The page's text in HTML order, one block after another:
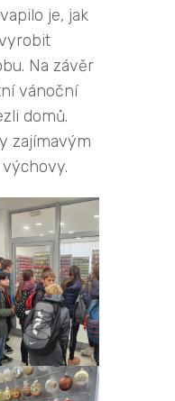
je, jak
Na závěr
vánoční
domů.
zajímavým